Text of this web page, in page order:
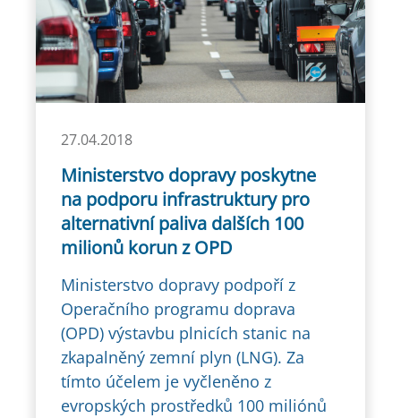
27.04.2018
Ministerstvo dopravy poskytne
na podporu infrastruktury pro
alternativní paliva dalších 100
milionů korun z OPD
Ministerstvo dopravy podpoří z
Operačního programu doprava
(OPD) výstavbu plnicích stanic na
zkapalněný zemní plyn (LNG). Za
tímto účelem je vyčleněno z
evropských prostředků 100 miliónů